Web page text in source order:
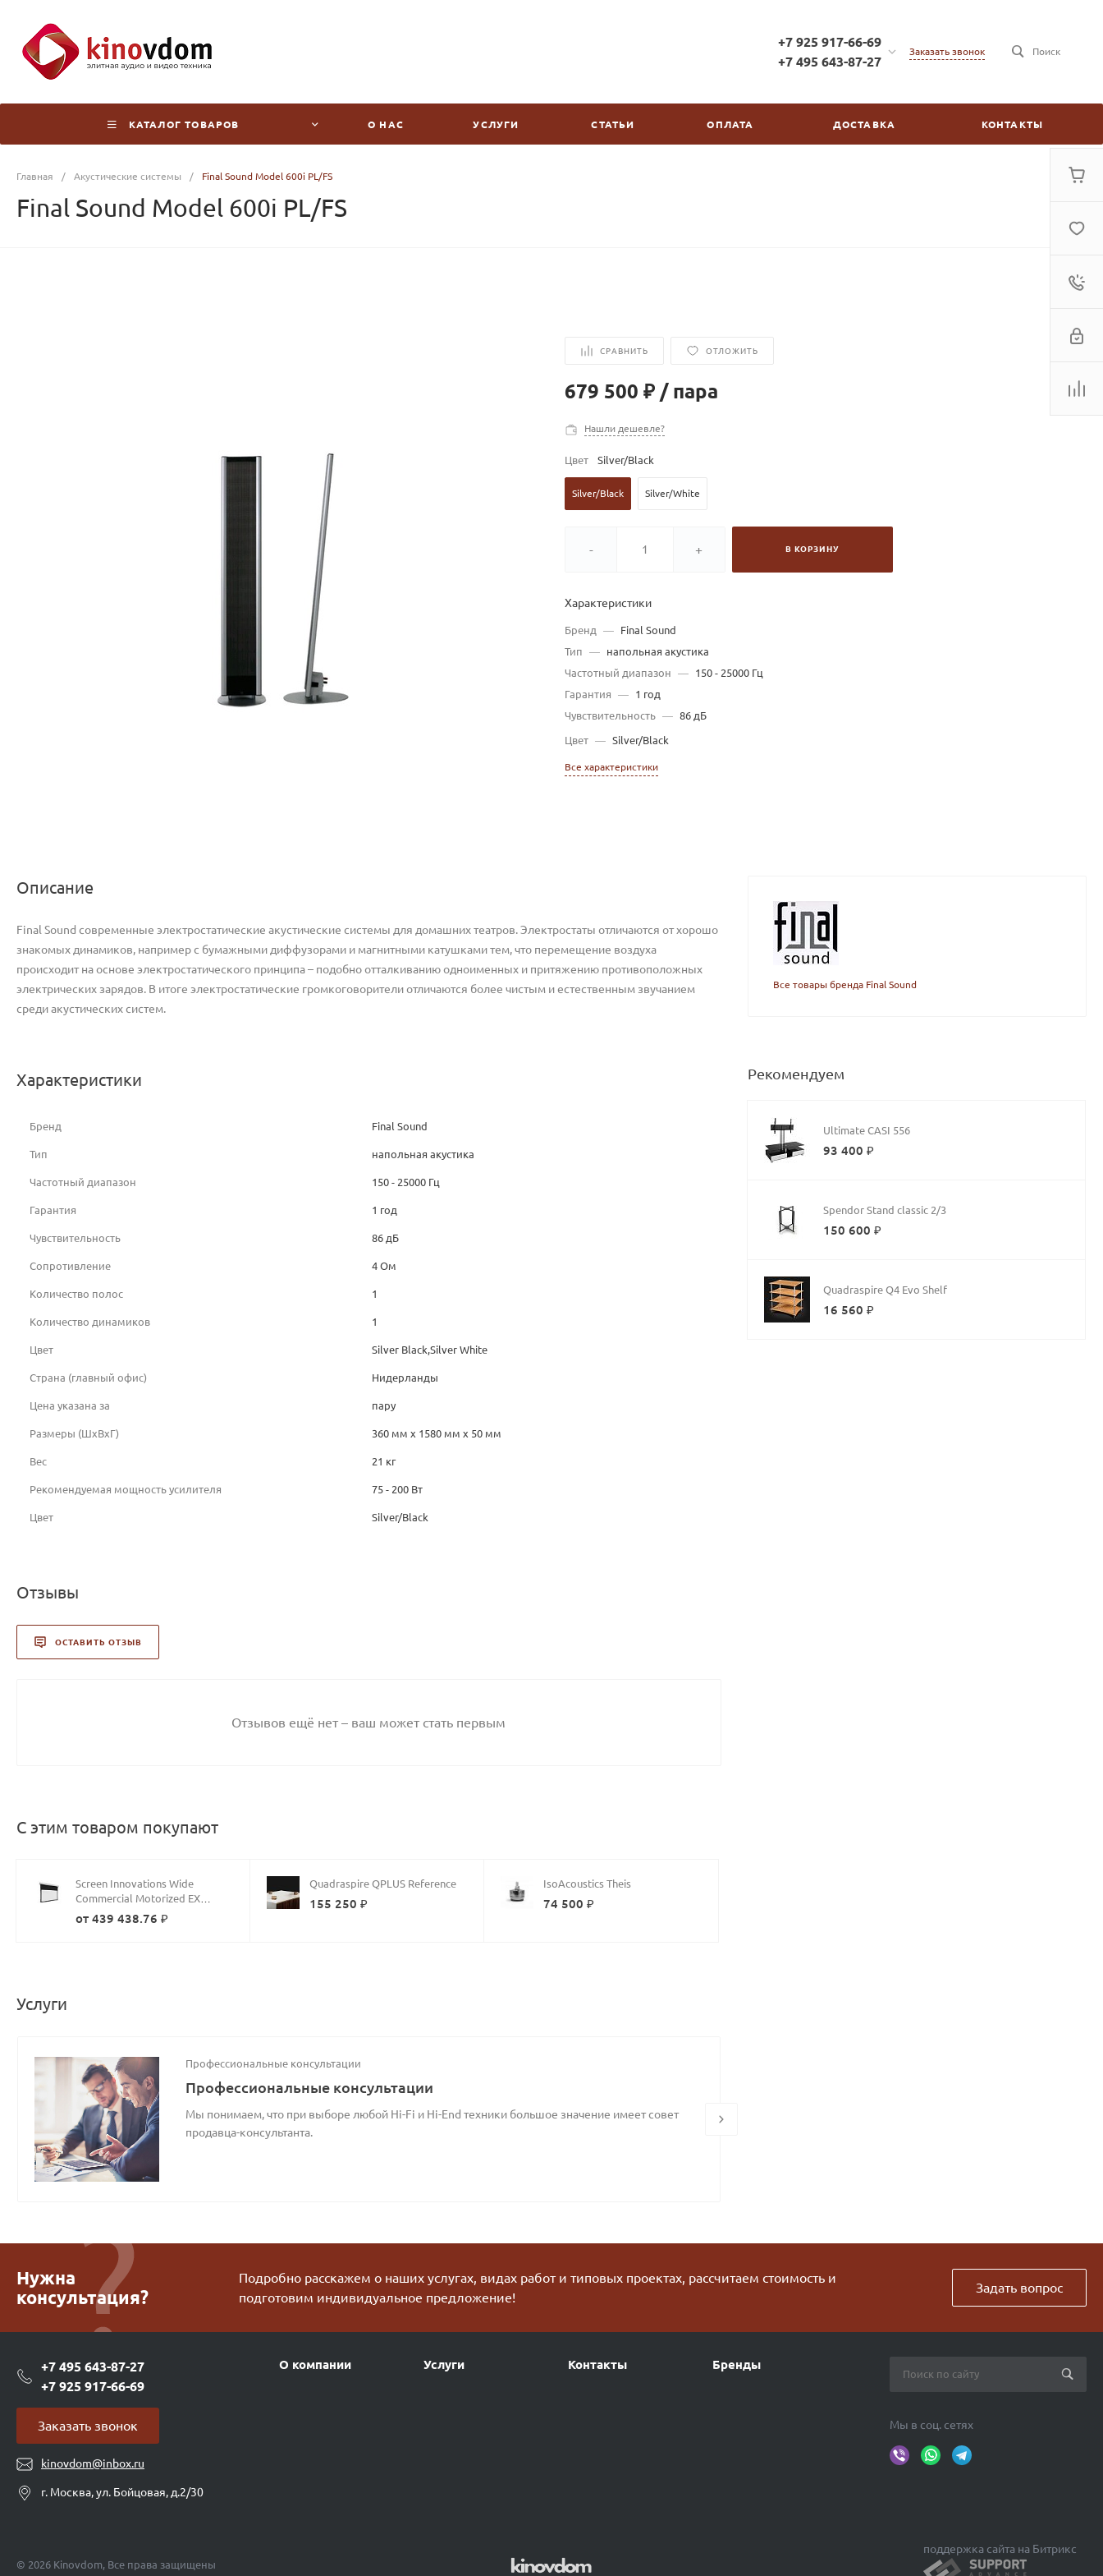
+7 925 917-66-69
+7 495 643-87-27
д.2/30
Заказать звонок Поиск
КАТАЛОГ ТОВАРОВ О НАС УСЛУГИ СТАТЬИ ОПЛАТА ДОСТАВКА КОНТАКТЫ
Главная / Акустические системы / Final Sound Model 600i PL/FS
Final Sound Model 600i PL/FS
СРАВНИТЬ ОТЛОЖИТЬ
679 500 ₽ / пара
Нашли дешевле?
Цвет Silver/Black
Silver/Black Silver/White
- + В КОРЗИНУ
Характеристики
Бренд —
Final Sound
Тип
—
напольная акустика
Частотный диапазон
—
150 - 25000 Гц
Гарантия
—
1 год
Чувствительность — 86 дБ
Цвет — Silver/Black
Все характеристики
Описание
Final Sound современные электростатические акустические системы для домашних театров. Электростаты отличаются от хорошо
знакомых динамиков, например с бумажными диффузорами и магнитными катушками тем, что перемещение воздуха
происходит на основе электростатического принципа – подобно отталкиванию одноименных и притяжению противоположных
электрических зарядов. В итоге электростатические громкоговорители отличаются более чистым и естественным звучанием
среди акустических систем.
Характеристики
Бренд Final Sound
Тип напольная акустика
Частотный диапазон 150 - 25000 Гц
Гарантия 1 год
Чувствительность 86 дБ
Сопротивление 4 Ом
Количество полос 1
Количество динамиков 1
Цвет Silver Black,Silver White
Страна (главный офис) Нидерланды
Цена указана за пару
Размеры (ШхВхГ) 360 мм x 1580 мм x 50 мм
Вес 21 кг
Рекомендуемая мощность усилителя 75 - 200 Вт
Цвет Silver/Black
Отзывы
ОСТАВИТЬ ОТЗЫВ
Отзывов ещё нет – ваш может стать первым
С этим товаром покупают
Screen Innovations Wide
Commercial Motorized EX
3WMEX133
от 439 438.76 ₽
Quadraspire QPLUS Reference
155 250 ₽
IsoAcoustics Theis
74 500 ₽
Услуги
Профессиональные консультации
Профессиональные консультации
Мы понимаем, что при выборе любой Hi-Fi и Hi-End техники большое значение имеет совет
продавца-консультанта.
Все товары бренда Final Sound
Рекомендуем
Ultimate CASI 556
93 400 ₽
Spendor Stand classic 2/3
150 600 ₽
Quadraspire Q4 Evo Shelf
16 560 ₽
Нужна
консультация?
Подробно расскажем о наших услугах, видах работ и типовых проектах, рассчитаем стоимость и
подготовим индивидуальное предложение!
Задать вопрос
+7 495 643-87-27
+7 925 917-66-69
Заказать звонок
kinovdom@inbox.ru
г. Москва, ул. Бойцовая, д.2/30
О компании Услуги Контакты Бренды
Мы в соц. сетях
© 2026 Kinovdom, Все права защищены
поддержка сайта на Битрикс